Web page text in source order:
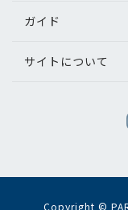
ガイド
サイトについて
Copyright ©